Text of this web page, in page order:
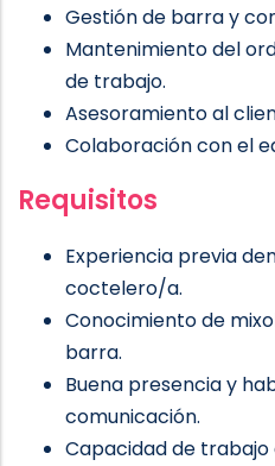
Gestión de barra y
Mantenimiento del
de trabajo.
Asesoramiento al
Colaboración con el
Requisitos
Experiencia previa
coctelero/a.
Conocimiento de
barra.
Buena presencia y
comunicación.
Capacidad de trabajo